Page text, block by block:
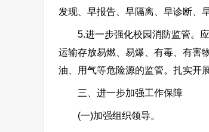
发现、早报告、早隔离、早诊断、
5.进一步强化校园消防监管。应
运输存放易燃、易爆、有毒、有害
油、用气等危险源的监管。扎实开
三、进一步加强工作保障
(一)加强组织领导。